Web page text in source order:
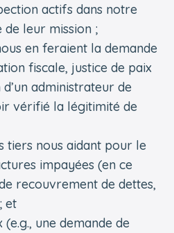
actifs dans notre
de leur mission ;
en feraient la demande
fiscale, justice de paix
administrateur de
vérifié la légitimité de
tiers nous aidant pour le
impayées (en ce
recouvrement de dettes,
et
(e.g., une demande de